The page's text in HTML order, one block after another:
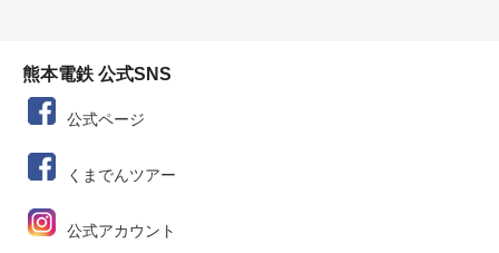
熊本電鉄 公式SNS
公式ページ
くまでんツアー
公式アカウント